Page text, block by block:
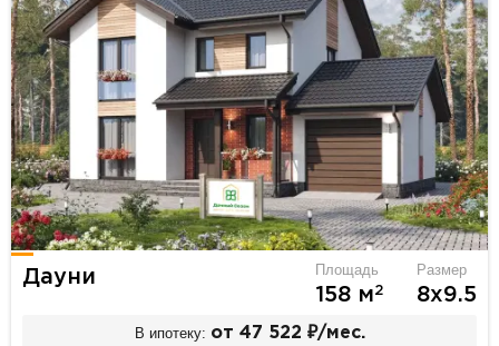
Дауни Площадь
158 м2
Размер
8х9.5
В ипотеку: от 47 522 ₽/мес.